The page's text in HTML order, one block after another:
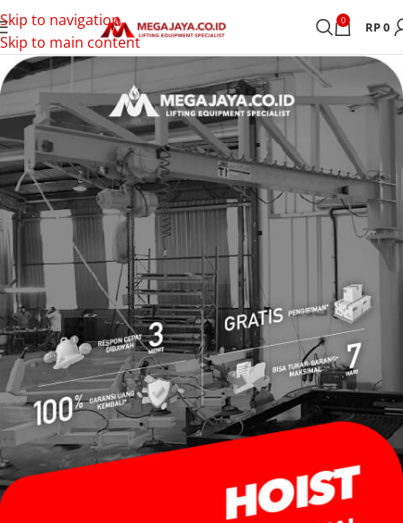
Skip to navigation
Skip to main content
0 RP0